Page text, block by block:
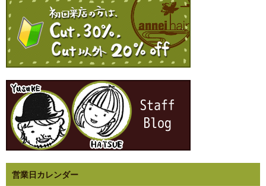
営業日カレンダー